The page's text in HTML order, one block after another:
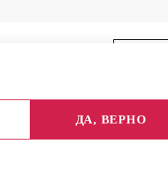
ДА, ВЕРНО